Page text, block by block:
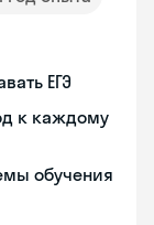
ЕГЭ
к каждому
обучения